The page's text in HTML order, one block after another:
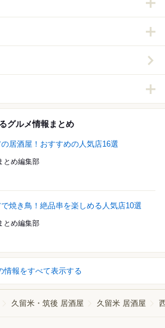
グルメ情報まとめ
居酒屋！おすすめの人気店16選
とめ編集部
焼き鳥！絶品串を楽しめる人気店10選
とめ編集部
情報をすべて表示する
久留米・筑後 居酒屋 久留米 居酒屋